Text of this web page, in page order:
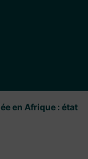
en Afrique : état